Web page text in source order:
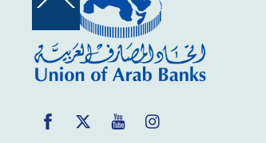
Back
Top
FacebookTwitter YouTube